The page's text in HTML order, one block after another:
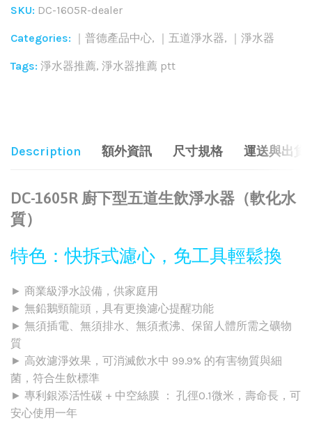
SKU: DC-1605R-dealer
Categories: ｜普德產品中心, ｜五道淨水器, ｜淨水器
Tags: 淨水器推薦, 淨水器推薦 ptt
Description 額外資訊 尺寸規格 運送與出貨
DC-1605R 廚下型五道生飲淨水器（軟化水
質）
特色：快拆式濾心，免工具輕鬆換
► 商業級淨水設備，供家庭用
► 無鉛鵝頸龍頭，具有更換濾心提醒功能
► 無須插電、無須排水、無須煮沸、保留人體所需之礦物
質
► 高效濾淨效果，可消滅飲水中 99.9% 的有害物質與細
菌，符合生飲標準
► 專利銀添活性碳 + 中空絲膜 ： 孔徑0.1微米，壽命長，可
安心使用一年